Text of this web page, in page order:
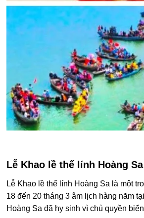
Lễ Khao lề thế lính Hoàng Sa
Lễ Khao lề thế lính Hoàng Sa là một
18 đến 20 tháng 3 âm lịch hàng năm tại
Hoàng Sa đã hy sinh vì chủ quyền